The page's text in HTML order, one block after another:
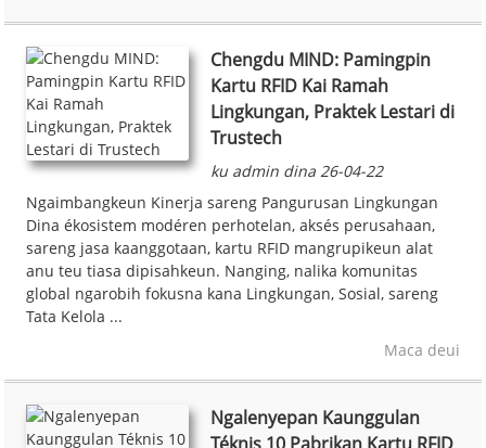
Chengdu MIND: Pamingpin
Kartu RFID Kai Ramah
Lingkungan, Praktek Lestari di
Trustech
ku admin dina 26-04-22
Ngaimbangkeun Kinerja sareng Pangurusan Lingkungan
Dina ékosistem modéren perhotelan, aksés perusahaan,
sareng jasa kaanggotaan, kartu RFID mangrupikeun alat
anu teu tiasa dipisahkeun. Nanging, nalika komunitas
global ngarobih fokusna kana Lingkungan, Sosial, sareng
Tata Kelola ...
Maca deui
Ngalenyepan Kaunggulan